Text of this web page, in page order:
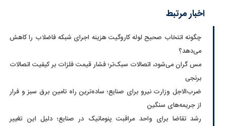
اخبار مرتبط
چگونه انتخاب صحیح لوله کاروگیت هزینه اجرای شبکه فاضلاب را کاهش
می‌دهد؟
مس گران می‌شود، اتصالات سبک‌تر؛ فشار قیمت فلزات بر کیفیت اتصالات
برنجی
ضرب‌الاجل وزارت نیرو برای صنایع؛ ساده‌ترین راه تامین برق سبز و فرار
از جریمه‌های سنگین
رشد تقاضا برای واحد مراقبت پنوماتیک در صنایع؛ دلیل این تغییر